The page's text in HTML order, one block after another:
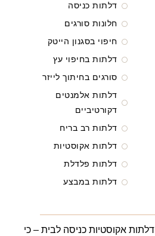
דלתות כניסה
חלונות סורגים
חיפוי בסגנון הייטק
דלתות בחיפוי עץ
סורגים בחיתוך לייזר
דלתות אלמנטים
דקורטיביים
דלתות רב בריח
דלתות אקוסטיות
דלתות פלדלת
דלתות במבצע
דלתות אקוסטיות כניסה לבית – כי